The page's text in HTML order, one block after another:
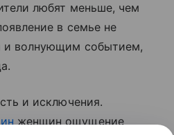
любят меньше, чем
в семье не
и волнующим событием,
и исключения.
женщин ощущение